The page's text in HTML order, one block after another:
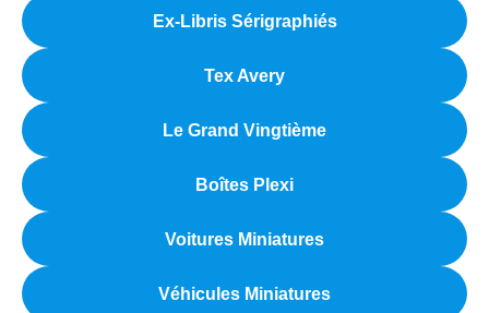
Ex-Libris Sérigraphiés
Tex Avery
Le Grand Vingtième
Boîtes Plexi
Voitures Miniatures
Véhicules Miniatures